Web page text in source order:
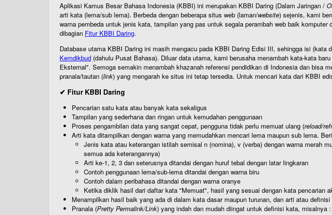
Aplikasi Kamus Besar Bahasa Indonesia (KBBI) ini merupakan KBBI Daring (Dalam Jaringan /
arti kata (lema/sub lema). Berbeda dengan beberapa situs web (laman/website) sejenis, kami
warna pembeda untuk jenis kata, tampilan yang pas untuk segala perambah web baik
dibagian Fitur KBBI Daring.
Database utama KBBI Daring ini masih mengacu pada KBBI Daring Edisi III, sehingga isi
Kemdikbud (dahulu Pusat Bahasa). Diluar data utama, kami berusaha menambah kata-kata
Eksternal". Semoga semakin menambah khazanah referensi pendidikan di Indonesia dan bisa
pranala/tautan (link) yang mengarah ke situs ini tetap tersedia. Untuk mencari kata dari KBBI
✔ Fitur KBBI Daring
Pencarian satu kata atau banyak kata sekaligus
Tampilan yang sederhana dan ringan untuk kemudahan penggunaan
Proses pengambilan data yang sangat cepat, pengguna tidak perlu memuat ulang (reload/
Arti kata ditampilkan dengan warna yang memudahkan mencari lema maupun sub lema.
Jenis kata atau keterangan istilah semisal n (nomina), v (verba) dengan warna merah
semua ada keterangannya)
Arti ke-1, 2, 3 dan seterusnya ditandai dengan huruf tebal dengan latar lingkaran
Contoh penggunaan lema/sub-lema ditandai dengan warna biru
Contoh dalam peribahasa ditandai dengan warna oranye
Ketika diklik hasil dari daftar kata "Memuat", hasil yang sesuai dengan kata pencarian
Menampilkan hasil baik yang ada di dalam kata dasar maupun turunan, dan arti atau
Pranala (Pretty Permalink/Link) yang indah dan mudah diingat untuk definisi kata, misalnya :